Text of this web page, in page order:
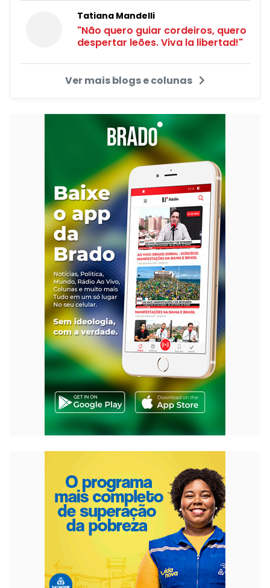
Tatiana Mandelli
"Não quero guiar cordeiros, quero
despertar leões. Viva la libertad!"
Ver mais blogs e colunas